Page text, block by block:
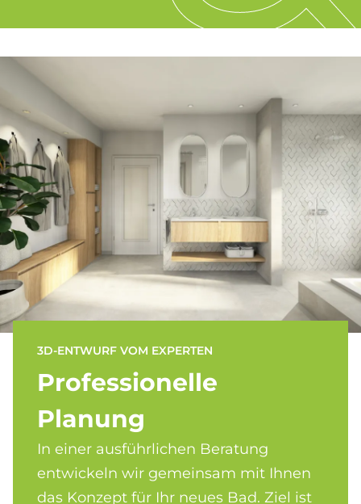
3D-ENTWURF VOM EXPERTEN
Pro­fes­sio­nel­le
Pla­nung
In einer ausführlichen Beratung
entwickeln wir gemeinsam mit Ihnen
das Konzept für Ihr neues Bad. Ziel ist